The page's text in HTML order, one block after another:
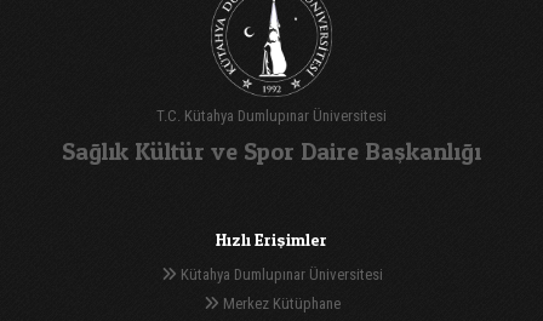
T.C. Kütahya Dumlupınar Üniversitesi
Sağlık Kültür ve Spor Daire Başkanlığı
Hızlı Erişimler
Kütahya Dumlupınar Üniversitesi
Merkez Kütüphane